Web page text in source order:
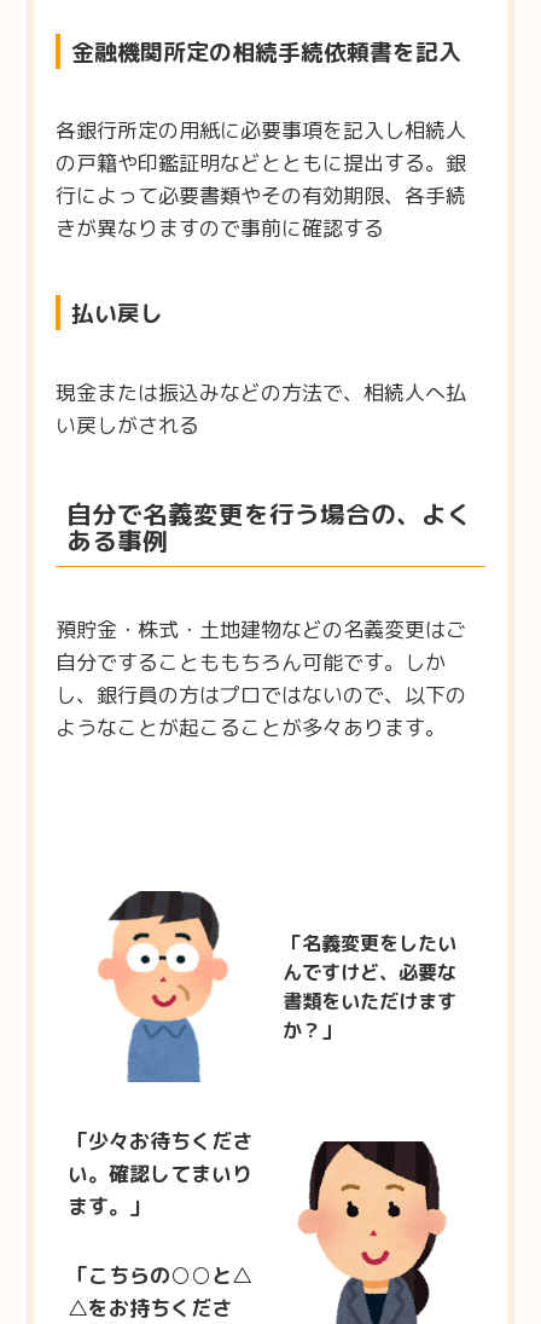
金融機関所定の相続手続依頼書を記入
各銀行所定の用紙に必要事項を記入し相続人
の戸籍や印鑑証明などとともに提出する。銀
行によって必要書類やその有効期限、各手続
きが異なりますので事前に確認する
払い戻し
現金または振込みなどの方法で、相続人へ払
い戻しがされる
自分で名義変更を行う場合の、よく
ある事例
預貯金・株式・土地建物などの名義変更はご
自分ですることももちろん可能です。しか
し、銀行員の方はプロではないので、以下の
ようなことが起こることが多々あります。
「名義変更をしたい
んですけど、必要な
書類をいただけます
か？」
「少々お待ちくださ
い。確認してまいり
ます。」
「こちらの○○と△
△をお持ちくださ